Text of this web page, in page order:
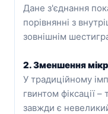
Дане з'єднання
порівнянні з
зовнішнім
2. Зменшення
У традиційному
гвинтом фіксації
завжди є